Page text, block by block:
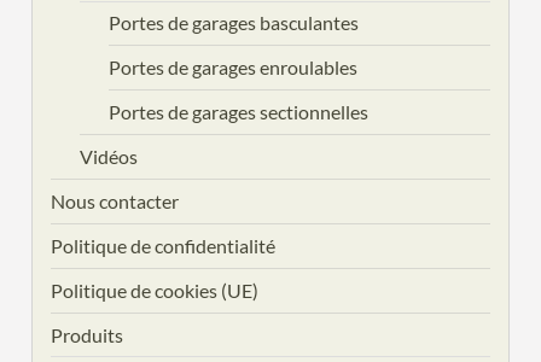
Portes de garages basculantes
Portes de garages enroulables
Portes de garages sectionnelles
Vidéos
Nous contacter
Politique de confidentialité
Politique de cookies (UE)
Produits